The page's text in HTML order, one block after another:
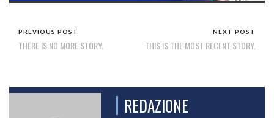
PREVIOUS POST
THERE IS NO MORE STORY.
NEXT POST
THIS IS THE MOST RECENT STORY.
REDAZIONE